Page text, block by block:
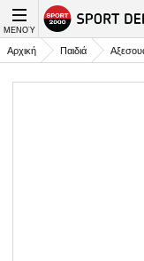
ΜΕΝΟΎ
Αρχική Παιδιά